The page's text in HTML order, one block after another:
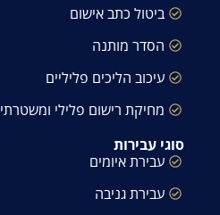
ביטול כתב אישום
הסדר מותנה
עיכוב הליכים פליליים
מחיקת רישום פלילי ומשטרתי
סוגי עבירות
עבירת איומים
עבירת גניבה